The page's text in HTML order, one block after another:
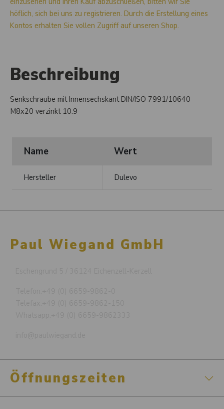
höflich, sich bei uns zu registrieren. Durch die Erstellung eines
Kontos erhalten Sie vollen Zugriff auf unseren Shop.
Beschreibung
Senkschraube mit Innensechskant DIN/ISO 7991/10640
M8x20 verzinkt 10.9
Name Wert
Hersteller Dulevo
Paul Wiegand GmbH
Öffnungszeiten